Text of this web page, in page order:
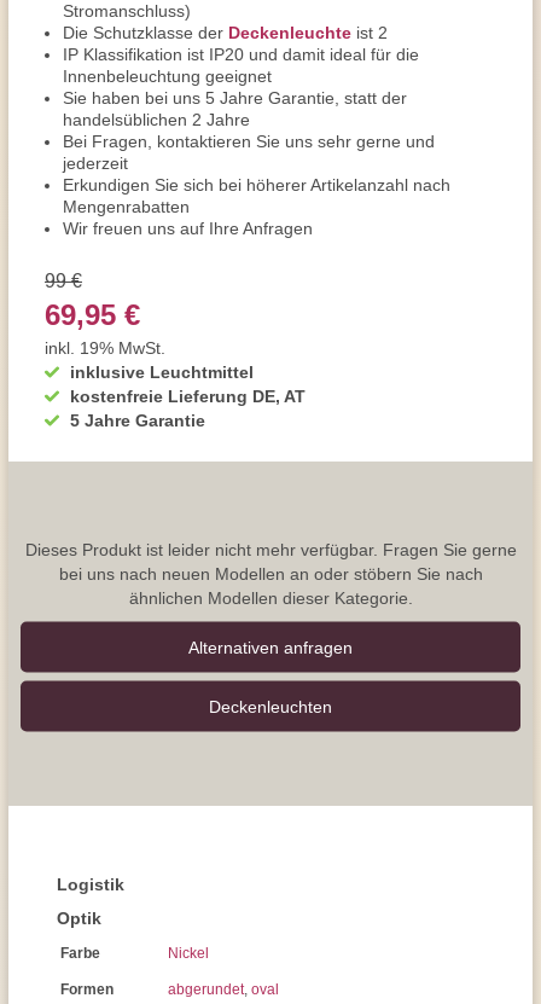
Stromanschluss)
Die Schutzklasse der Deckenleuchte ist 2
IP Klassifikation ist IP20 und damit ideal für die
Innenbeleuchtung geeignet
Sie haben bei uns 5 Jahre Garantie, statt der
handelsüblichen 2 Jahre
Bei Fragen, kontaktieren Sie uns sehr gerne und
jederzeit
Erkundigen Sie sich bei höherer Artikelanzahl nach
Mengenrabatten
Wir freuen uns auf Ihre Anfragen
inklusive Leuchtmittel
kostenfreie Lieferung DE, AT
5 Jahre Garantie
99 €
69,95 €
inkl. 19% MwSt.
Dieses Produkt ist leider nicht mehr verfügbar. Fragen Sie gerne
bei uns nach neuen Modellen an oder stöbern Sie nach
ähnlichen Modellen dieser Kategorie.
Alternativen anfragen
Decken­leuchten
Logistik
Optik
Farbe Nickel
Formen abgerundet, oval